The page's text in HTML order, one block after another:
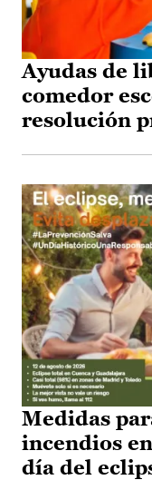
Ayudas de
comedor
resolución
Medidas
incendios
día del